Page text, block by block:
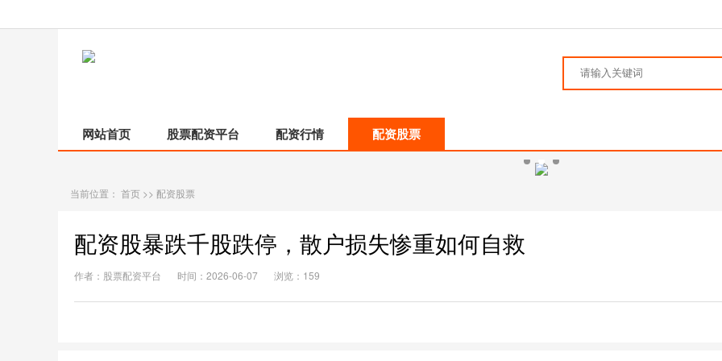
网站首页 股票配资平台 配资行情 配资股票
当前位置： 首页 >> 配资股票
配资股暴跌千股跌停，散户损失惨重如何自救
作者：股票配资平台 时间：2026-06-07 浏览：159